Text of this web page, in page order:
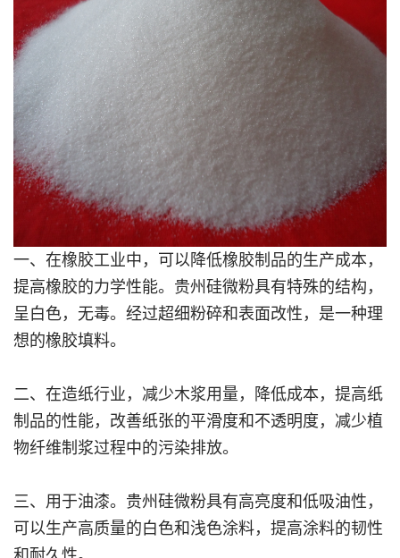
一、在橡胶工业中，可以降低橡胶制品的生产成本，
提高橡胶的力学性能。贵州硅微粉具有特殊的结构，
呈白色，无毒。经过超细粉碎和表面改性，是一种理
想的橡胶填料。
二、在造纸行业，减少木浆用量，降低成本，提高纸
制品的性能，改善纸张的平滑度和不透明度，减少植
物纤维制浆过程中的污染排放。
三、用于油漆。贵州硅微粉具有高亮度和低吸油性，
可以生产高质量的白色和浅色涂料，提高涂料的韧性